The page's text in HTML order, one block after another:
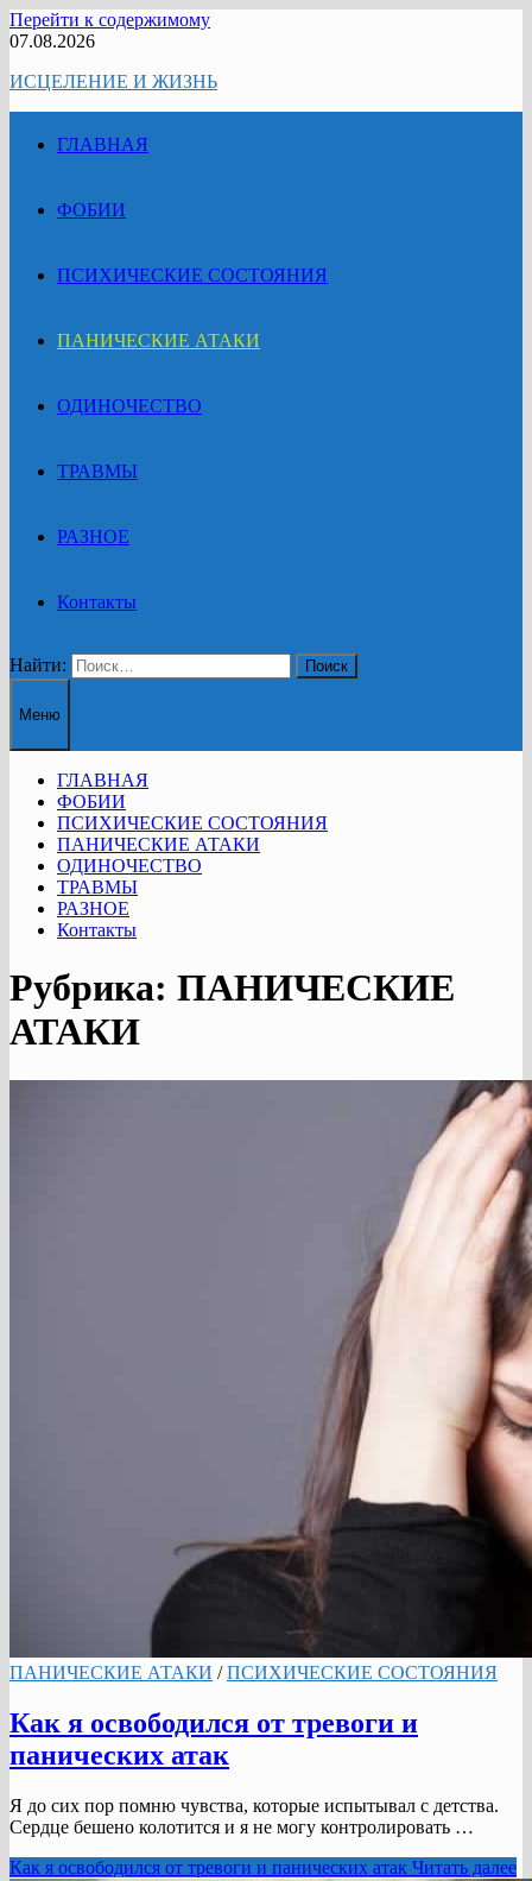
Перейти к содержимому
07.08.2026
ИСЦЕЛЕНИЕ И ЖИЗНЬ
ГЛАВНАЯ
ФОБИИ
ПСИХИЧЕСКИЕ СОСТОЯНИЯ
ПАНИЧЕСКИЕ АТАКИ
ОДИНОЧЕСТВО
ТРАВМЫ
РАЗНОЕ
Контакты
Найти:
Меню
ГЛАВНАЯ
ФОБИИ
ПСИХИЧЕСКИЕ СОСТОЯНИЯ
ПАНИЧЕСКИЕ АТАКИ
ОДИНОЧЕСТВО
ТРАВМЫ
РАЗНОЕ
Контакты
Рубрика: ПАНИЧЕСКИЕ
АТАКИ
ПАНИЧЕСКИЕ АТАКИ /ПСИХИЧЕСКИЕ СОСТОЯНИЯ
Как я освободился от тревоги и
панических атак
Я до сих пор помню чувства, которые испытывал с детства.
Сердце бешено колотится и я не могу контролировать …
Как я освободился от тревоги и панических атак Читать далее